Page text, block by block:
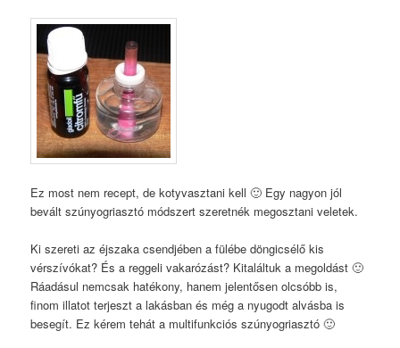
Ez most nem recept, de kotyvasztani kell 🙂 Egy nagyon jól
bevált szúnyogriasztó módszert szeretnék megosztani veletek.
Ki szereti az éjszaka csendjében a fülébe döngicsélő kis
vérszívókat? És a reggeli vakarózást? Kitaláltuk a megoldást 🙂
Ráadásul nemcsak hatékony, hanem jelentősen olcsóbb is,
finom illatot terjeszt a lakásban és még a nyugodt alvásba is
besegít. Ez kérem tehát a multifunkciós szúnyogriasztó 🙂